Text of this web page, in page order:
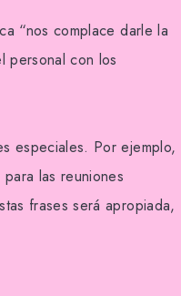
“nos complace darle la
personal con los
especiales. Por ejemplo,
las reuniones
frases será apropiada,